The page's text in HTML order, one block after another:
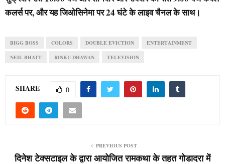
कलर्स पर, और यह जिओसिनेमा पर 24 घंटे के लाइव चैनल के साथ।
BIGG BOSS COLORS DOUBLE EVICTION ENTERTAINMENT
NEIL BHATT RINKU DHAWAN TELEVISION
SHARE 0
PREVIOUS POST
दिनेश टेक्सटाइल के द्वारा आयोजित रामकथा के तहत गोडादरा में